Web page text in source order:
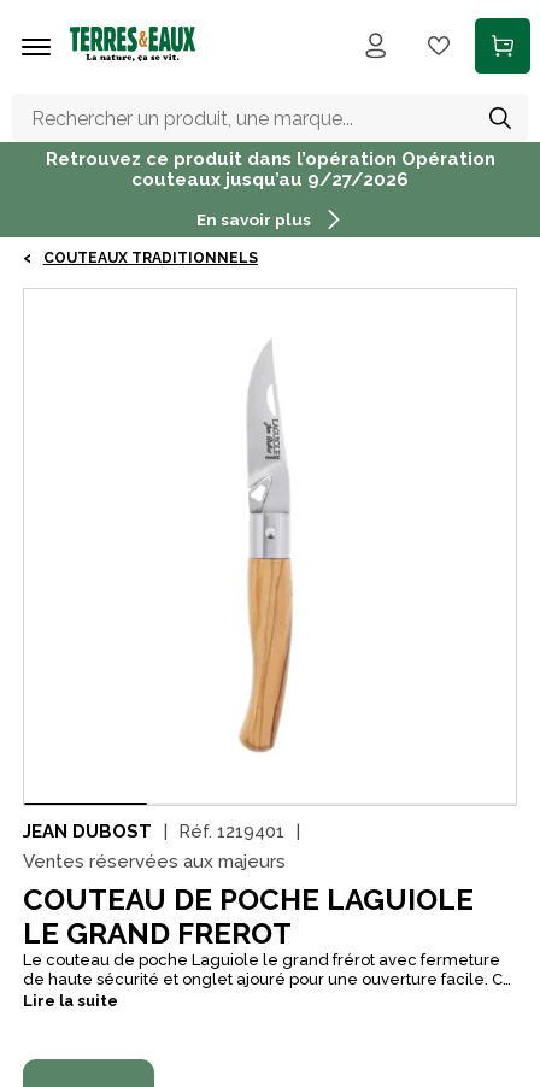
Retrouvez ce produit dans l’opération Opération
couteaux jusqu’au 9/27/2026
En savoir plus
COUTEAUX TRADITIONNELS
JEAN DUBOST Réf. 1219401
Ventes réservées aux majeurs
COUTEAU DE POCHE LAGUIOLE
LE GRAND FREROT
Le couteau de poche Laguiole le grand frérot avec fermeture
de haute sécurité et onglet ajouré pour une ouverture facile. Ce
couteau de poche est l'allié idéal de vos repas nomades, de
pleine nature, les randonnées ou treks, les futures expéditions
en haut des sommets. Une signature et un savoir-faire ""100 %
Lire la suite